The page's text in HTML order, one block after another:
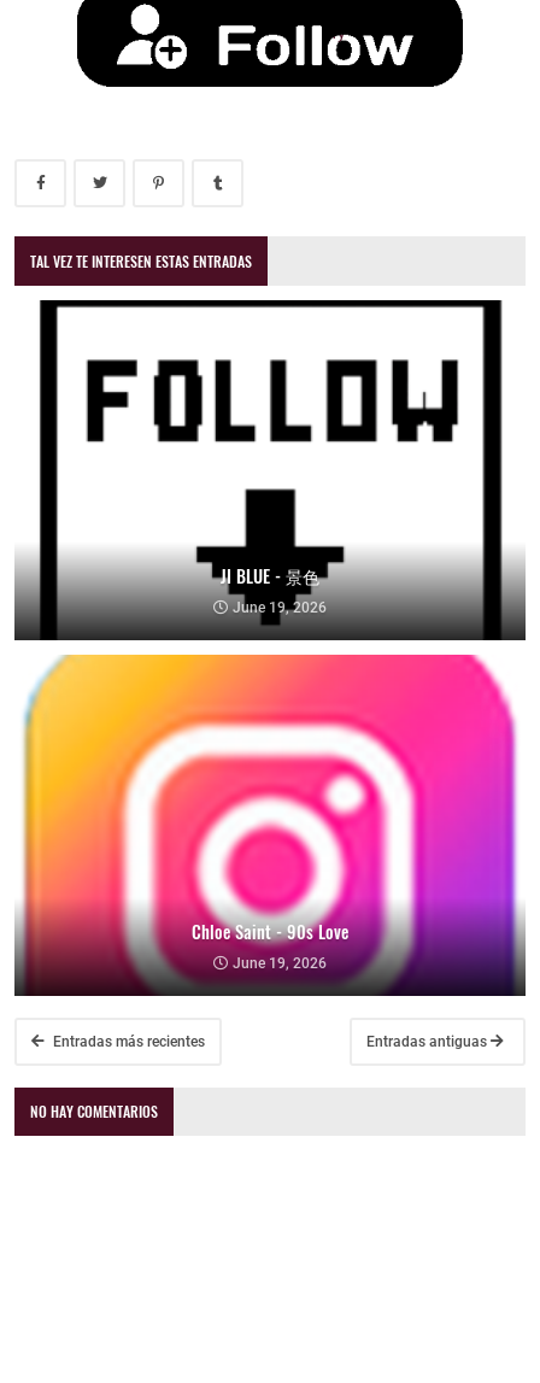
TAL VEZ TE INTERESEN ESTAS ENTRADAS
JI BLUE - 景色
June 19, 2026
Chloe Saint - 90s Love
June 19, 2026
Entradas más recientes Entradas antiguas
NO HAY COMENTARIOS